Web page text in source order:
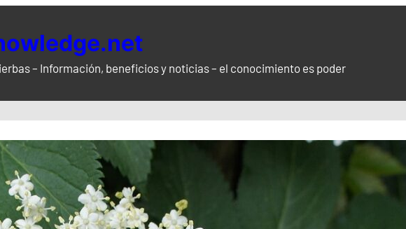
– Información, beneficios y noticias – el conocimiento es poder